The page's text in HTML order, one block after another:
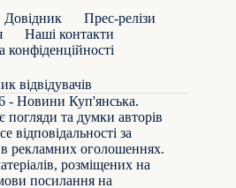
Довідник
Прес-релізи
Наші контакти
конфіденційності
- Новини Куп'янська.
погляди та думки авторів
відповідальності за
рекламних оголошеннях.
розміщених на
посилання на